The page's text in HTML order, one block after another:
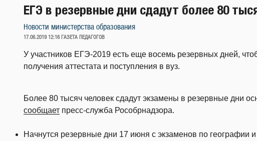
ЕГЭ в резервные дни сдадут более 80
Новости министерства образования
ОПУБЛИКОВАНО
17.06.2019 12:16 ГАЗЕТА ПЕДАГОГОВ
У участников ЕГЭ-2019 есть еще восемь резервных дней,
получения аттестата и поступления в вуз.
Более 80 тысяч человек сдадут экзамены в резервные дни
сообщает пресс-служба Рособрнадзора.
Начнутся резервные дни 17 июня с экзаменов по географии и